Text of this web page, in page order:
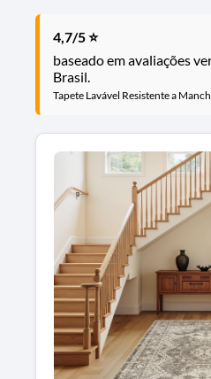
4,7/5 ⭐
baseado em avaliações
Brasil.
Tapete Lavável Resistente a